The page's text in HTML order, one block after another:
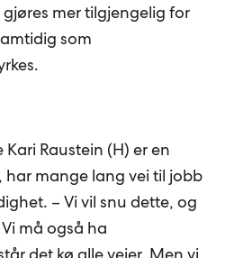
mer tilgjengelig for
som
Raustein (H) er en
mange lang vei til jobb
– Vi vil snu dette, og
må også ha